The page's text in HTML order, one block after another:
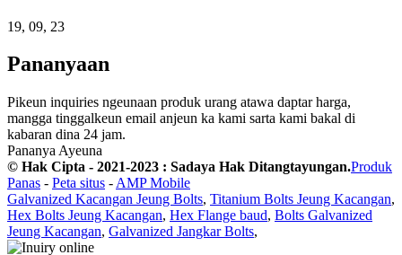
19, 09, 23
Pananyaan
Pikeun inquiries ngeunaan produk urang atawa daptar harga,
mangga tinggalkeun email anjeun ka kami sarta kami bakal di
kabaran dina 24 jam.
Pananya Ayeuna
© Hak Cipta - 2021-2023 : Sadaya Hak Ditangtayungan.Produk
Panas - Peta situs - AMP Mobile
Galvanized Kacangan Jeung Bolts, Titanium Bolts Jeung Kacangan,
Hex Bolts Jeung Kacangan, Hex Flange baud, Bolts Galvanized
Jeung Kacangan, Galvanized Jangkar Bolts,